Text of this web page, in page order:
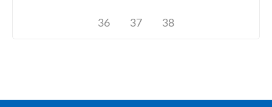
36 37 38